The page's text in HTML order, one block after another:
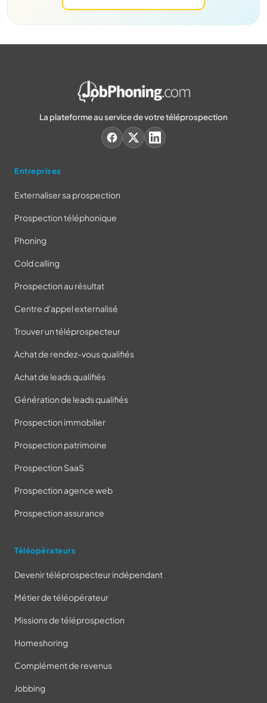
La plateforme au service de votre téléprospection
Entreprises
Externaliser sa prospection
Prospection téléphonique
Phoning
Cold calling
Prospection au résultat
Centre d'appel externalisé
Trouver un téléprospecteur
Achat de rendez-vous qualifiés
Achat de leads qualifiés
Génération de leads qualifiés
Prospection immobilier
Prospection patrimoine
Prospection SaaS
Prospection agence web
Prospection assurance
Téléopérateurs
Devenir téléprospecteur indépendant
Métier de téléopérateur
Missions de téléprospection
Homeshoring
Complément de revenus
Jobbing